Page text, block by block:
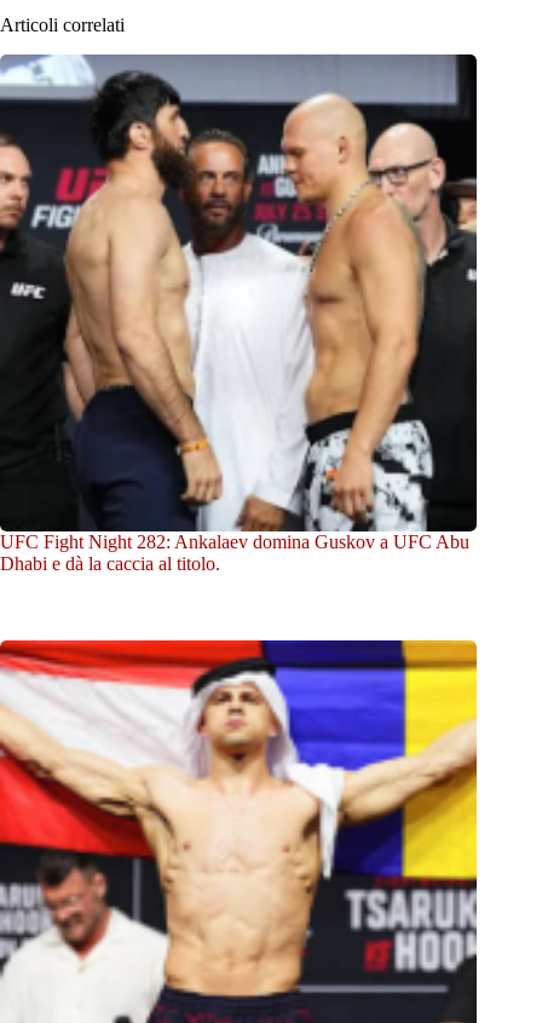
Articoli correlati
UFC Fight Night 282: Ankalaev domina Guskov a UFC Abu
Dhabi e dà la caccia al titolo.